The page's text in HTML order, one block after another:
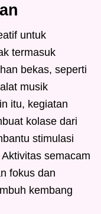
untuk
termasuk
bekas, seperti
musik
itu, kegiatan
kolase dari
stimulasi
semacam
fokus dan
kembang